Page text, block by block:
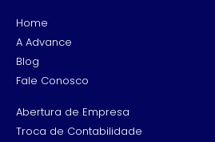
Home
A Advance
Blog
Fale Conosco
Abertura de Empresa
Troca de Contabilidade